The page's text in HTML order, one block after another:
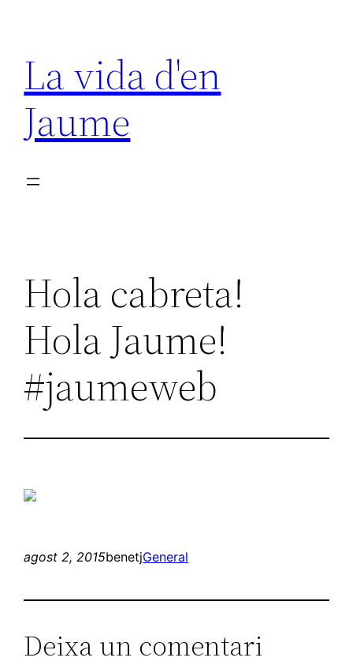
contingut
La vida d'en
Jaume
Hola cabreta!
Hola Jaume!
#jaumeweb
agost 2, 2015benetjGeneral
Deixa un comentari